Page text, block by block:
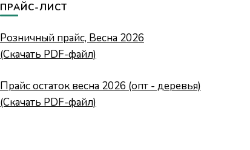
ПРАЙС-ЛИСТ
Розничный прайс, Весна 2026
(Скачать PDF-файл)
Прайс остаток весна 2026 (опт - деревья)
(Скачать PDF-файл)